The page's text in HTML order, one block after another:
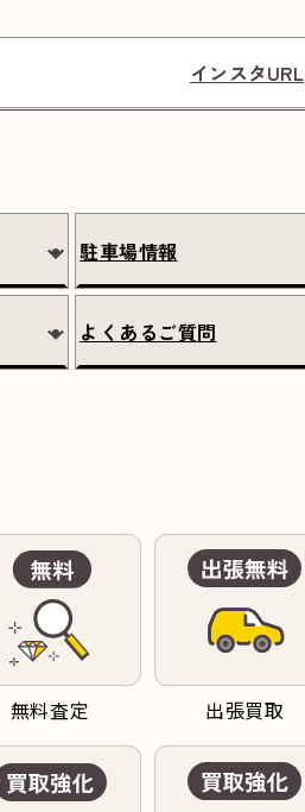
インスタURL
駐車場情報
よくあるご質問
無料査定 出張買取